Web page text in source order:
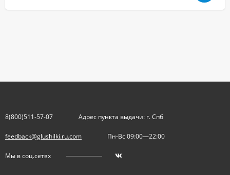
8(800)511-57-07 Адрес пункта выдачи: г. Спб
feedback@glushilki.ru.com Пн-Вс 09:00—22:00
Мы в соц.сетях